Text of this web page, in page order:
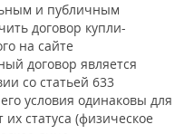
и публичным
договор купли-
на сайте
договор является
со статьей 633
условия одинаковы для
статуса (физическое